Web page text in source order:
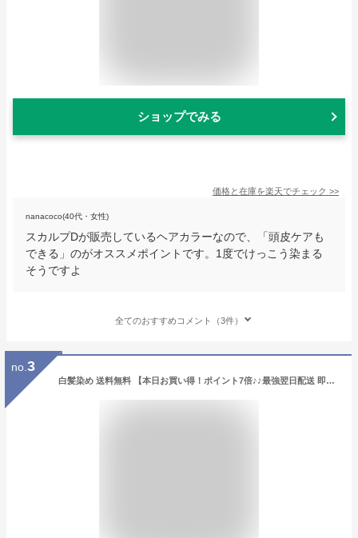
ショップでみる
価格と在庫を楽天でチェック >>
nanacoco(40代・女性)
スカルプDが販売しているヘアカラーなので、「頭皮ケアも
できる」のがオススメポイントです。1度でけっこう染まる
そうですよ
全てのおすすめコメント（3件）
no. 3
白髪染め 送料無料 【本日お買い得！ポイント7倍♪♪最強翌日配送 即日発送】利尻昆布 ふんわり ヘアカラークリーム 200g 利尻ヘアカラー 無添加 黒 ダークブラウン ヘアケア メンズ レディース